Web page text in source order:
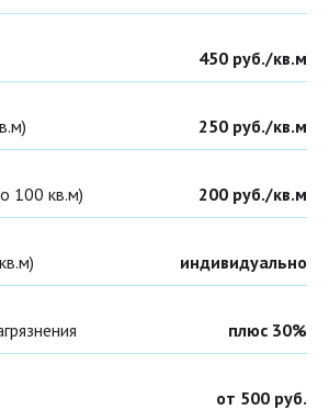
450 руб./кв.м
250 руб./кв.м
100 кв.м) 200 руб./кв.м
индивидуально
плюс 30%
от 500 руб.